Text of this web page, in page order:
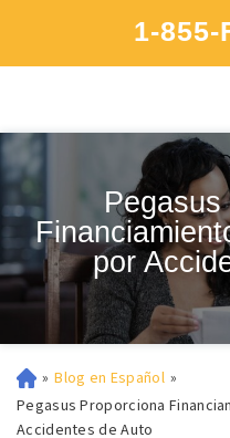
1-855-
por
» Blog en Español »
Pegasus Proporciona
Accidentes de Auto